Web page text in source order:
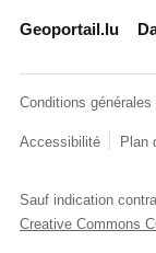
Geoportail.lu
Conditions
Accessibilité Plan
Sauf indication
Creative Commons